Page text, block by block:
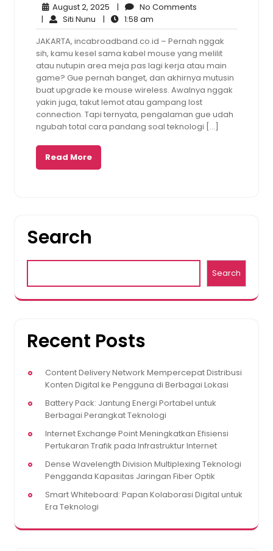
August 2, 2025 August
2,
2025
| No Comments
| Siti Nunu Siti
Nunu
| 1:58 am
am
JAKARTA, incabroadband.co.id – Pernah nggak
sih, kamu kesel sama kabel mouse yang melilit
atau nutupin area meja pas lagi kerja atau main
game? Gue pernah banget, dan akhirnya mutusin
buat upgrade ke mouse wireless. Awalnya nggak
yakin juga, takut lemot atau gampang lost
connection. Tapi ternyata, pengalaman gue udah
ngubah total cara pandang soal teknologi […]
Read More
Search
Search
Recent Posts
Content Delivery Network Mempercepat Distribusi
Konten Digital ke Pengguna di Berbagai Lokasi
Battery Pack: Jantung Energi Portabel untuk
Berbagai Perangkat Teknologi
Internet Exchange Point Meningkatkan Efisiensi
Pertukaran Trafik pada Infrastruktur Internet
Dense Wavelength Division Multiplexing Teknologi
Pengganda Kapasitas Jaringan Fiber Optik
Smart Whiteboard: Papan Kolaborasi Digital untuk
Era Teknologi